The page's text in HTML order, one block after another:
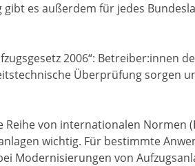
es außerdem für jedes
2006“: Betreiber:innen
Überprüfung sorgen
von internationalen Normen
wichtig. Für bestimmte
Modernisierungen von